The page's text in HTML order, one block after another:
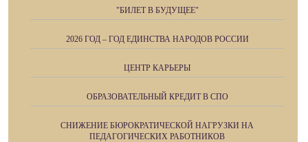
"БИЛЕТ В БУДУЩЕЕ"
2026 ГОД – ГОД ЕДИНСТВА НАРОДОВ РОССИИ
ЦЕНТР КАРЬЕРЫ
ОБРАЗОВАТЕЛЬНЫЙ КРЕДИТ В СПО
СНИЖЕНИЕ БЮРОКРАТИЧЕСКОЙ НАГРУЗКИ НА
ПЕДАГОГИЧЕСКИХ РАБОТНИКОВ